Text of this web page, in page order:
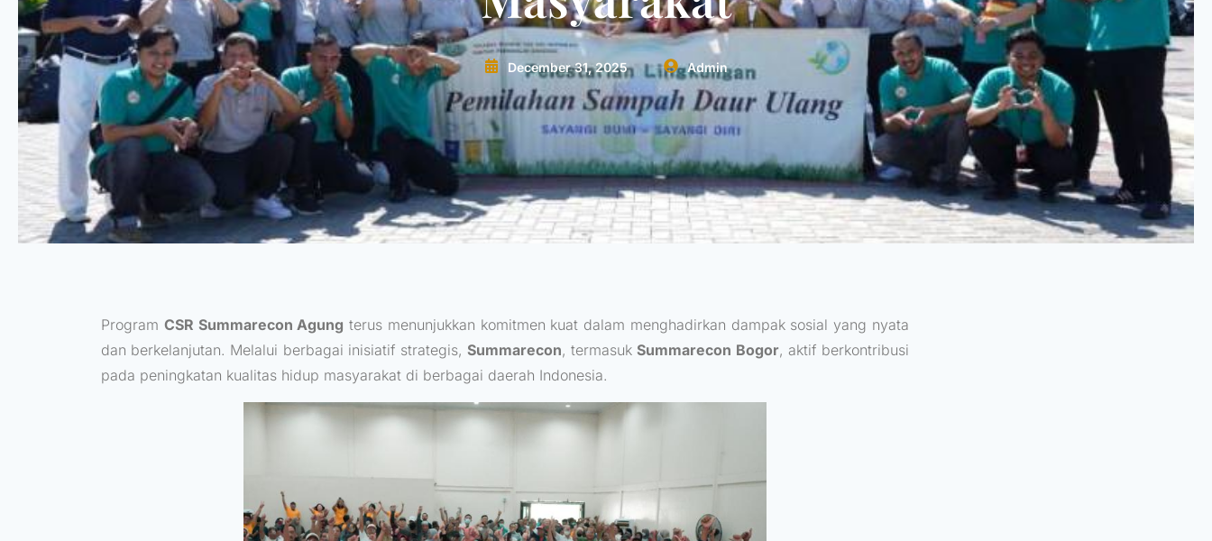
December 31, 2025 Admin
Program CSR Summarecon Agung terus menunjukkan komitmen kuat dalam menghadirkan dampak sosial yang nyata
dan berkelanjutan. Melalui berbagai inisiatif strategis,Summarecon, termasukSummarecon Bogor, aktif berkontribusi
pada peningkatan kualitas hidup masyarakat di berbagai daerah Indonesia.